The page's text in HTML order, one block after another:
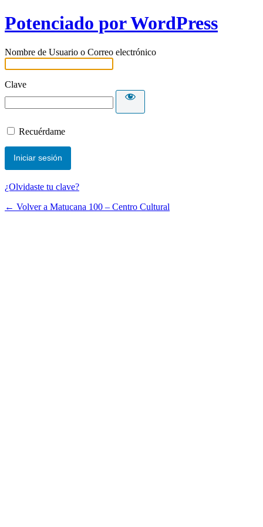
Potenciado por WordPress
Nombre de Usuario o Correo electrónico
Clave
Recuérdame
¿Olvidaste tu clave?
← Volver a Matucana 100 – Centro Cultural